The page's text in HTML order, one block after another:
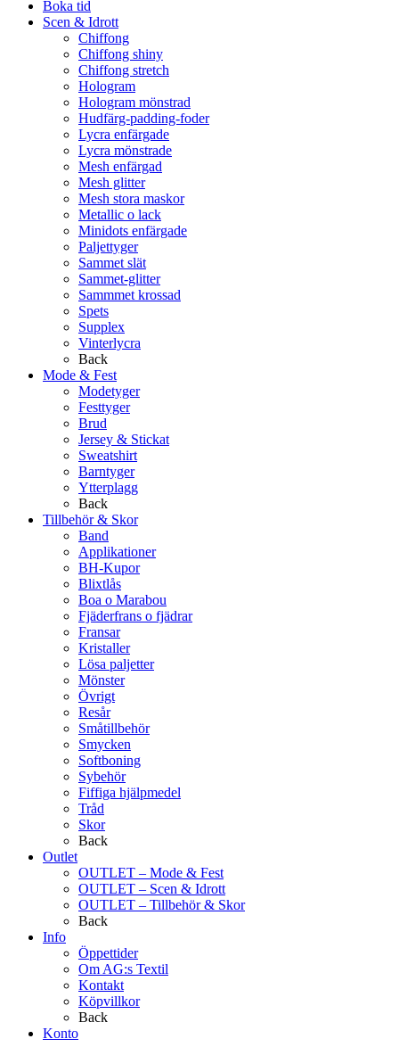
Boka tid
Scen & Idrott
Chiffong
Chiffong shiny
Chiffong stretch
Hologram
Hologram mönstrad
Hudfärg-padding-foder
Lycra enfärgade
Lycra mönstrade
Mesh enfärgad
Mesh glitter
Mesh stora maskor
Metallic o lack
Minidots enfärgade
Paljettyger
Sammet slät
Sammet-glitter
Sammmet krossad
Spets
Supplex
Vinterlycra
Back
Mode & Fest
Modetyger
Festtyger
Brud
Jersey & Stickat
Sweatshirt
Barntyger
Ytterplagg
Back
Tillbehör & Skor
Band
Applikationer
BH-Kupor
Blixtlås
Boa o Marabou
Fjäderfrans o fjädrar
Fransar
Kristaller
Lösa paljetter
Mönster
Övrigt
Resår
Småtillbehör
Smycken
Softboning
Sybehör
Fiffiga hjälpmedel
Tråd
Skor
Back
Outlet
OUTLET – Mode & Fest
OUTLET – Scen & Idrott
OUTLET – Tillbehör & Skor
Back
Info
Öppettider
Om AG:s Textil
Kontakt
Köpvillkor
Back
Konto